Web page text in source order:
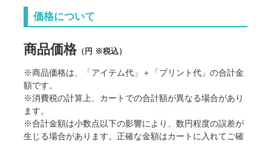
価格について
商品価格 （円 ※税込）
※商品価格は、「アイテム代」＋「プリント代」の合計金
額です。
※消費税の計算上、カートでの合計額が異なる場合があり
ます。
※合計金額は小数点以下の影響により、数円程度の誤差が
生じる場合があります。正確な金額はカートに入れてご確